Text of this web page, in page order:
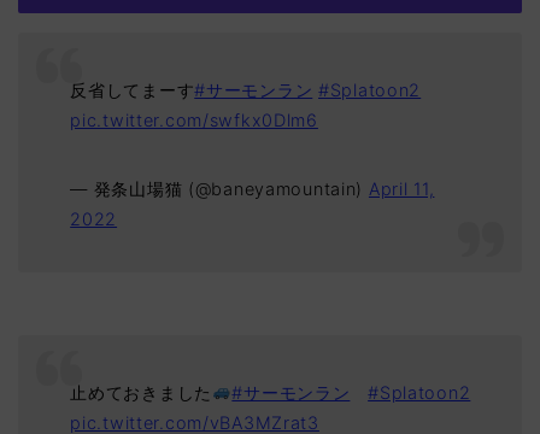
反省してまーす#サーモンラン #Splatoon2
pic.twitter.com/swfkx0Dlm6
— 発条山場猫 (@baneyamountain) April 11,
2022
止めておきました #サーモンラン
#Splatoon2
pic.twitter.com/vBA3MZrat3